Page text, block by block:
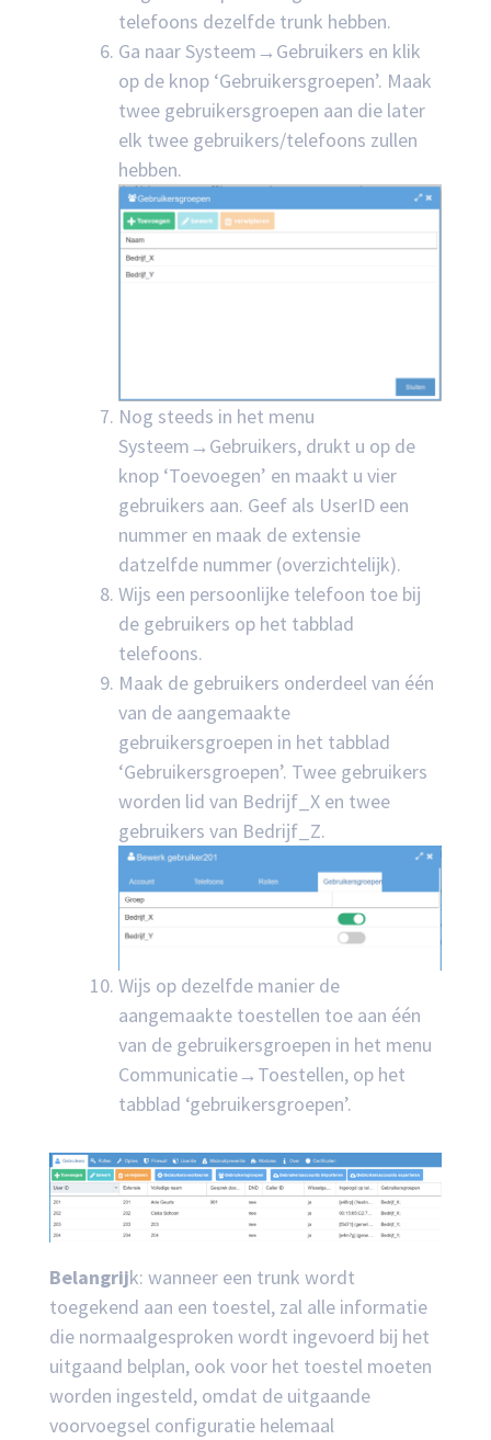
telefoons dezelfde trunk hebben.
Ga naar Systeem→Gebruikers en klik
op de knop ‘Gebruikersgroepen’. Maak
twee gebruikersgroepen aan die later
elk twee gebruikers/telefoons zullen
hebben.
Nog steeds in het menu
Systeem→Gebruikers, drukt u op de
knop ‘Toevoegen’ en maakt u vier
gebruikers aan. Geef als UserID een
nummer en maak de extensie
datzelfde nummer (overzichtelijk).
Wijs een persoonlijke telefoon toe bij
de gebruikers op het tabblad
telefoons.
Maak de gebruikers onderdeel van één
van de aangemaakte
gebruikersgroepen in het tabblad
‘Gebruikersgroepen’. Twee gebruikers
worden lid van Bedrijf_X en twee
gebruikers van Bedrijf_Z.
Wijs op dezelfde manier de
aangemaakte toestellen toe aan één
van de gebruikersgroepen in het menu
Communicatie→Toestellen, op het
tabblad ‘gebruikersgroepen’.
Belangrijk: wanneer een trunk wordt
toegekend aan een toestel, zal alle informatie
die normaalgesproken wordt ingevoerd bij het
uitgaand belplan, ook voor het toestel moeten
worden ingesteld, omdat de uitgaande
voorvoegsel configuratie helemaal